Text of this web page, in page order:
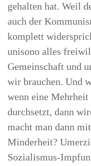
gehalten hat. Weil
auch der
komplett
unisono alles
Gemeinschaft und
wir brauchen. Und
wenn eine Mehrheit
durchsetzt, dann
macht man dann
Minderheit?
Sozialismus-